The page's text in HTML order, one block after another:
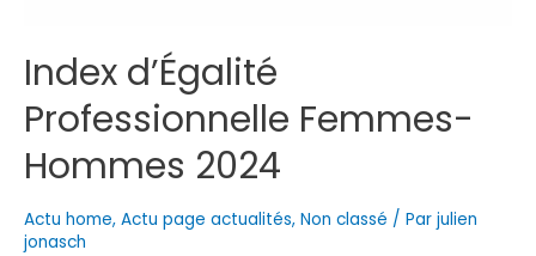
Index d’Égalité
Professionnelle Femmes-
Hommes 2024
Actu home, Actu page actualités, Non classé / Par julien
jonasch